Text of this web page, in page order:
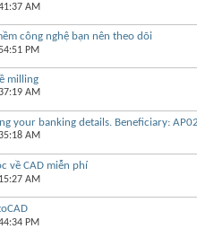
AM
công nghệ bạn nên theo dõi
PM
milling
AM
your banking details. Beneficiary:
AM
về CAD miễn phí
AM
PM